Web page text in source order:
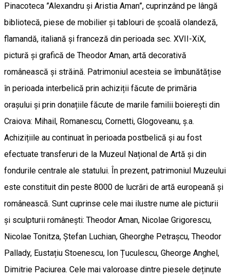
Pinacoteca ”Alexandru și Aristia Aman”, cuprinzând pe lângă
bibliotecă, piese de mobilier și tablouri de școală olandeză,
flamandă, italiană și franceză din perioada sec. XVII-XiX,
pictură și grafică de Theodor Aman, artă decorativă
românească și străină. Patrimoniul acesteia se îmbunătățise
în perioada interbelică prin achiziții făcute de primăria
orașului și prin donațiile făcute de marile familii boierești din
Craiova: Mihail, Romanescu, Cornetti, Glogoveanu, ș.a.
Achizițiile au continuat în perioada postbelică și au fost
efectuate transferuri de la Muzeul Național de Artă și din
fondurile centrale ale statului. În prezent, patrimoniul Muzeului
este constituit din peste 8000 de lucrări de artă europeană și
românească. Sunt cuprinse cele mai ilustre nume ale picturii
și sculpturii românești: Theodor Aman, Nicolae Grigorescu,
Nicolae Tonitza, Ștefan Luchian, Gheorghe Petrașcu, Theodor
Pallady, Eustațiu Stoenescu, Ion Țuculescu, Gheorge Anghel,
Dimitrie Paciurea. Cele mai valoroase dintre piesele deținute